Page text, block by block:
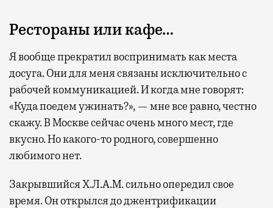
Рестораны или кафе…
Я вообще прекратил воспринимать как места
досуга. Они для меня связаны исключительно с
рабочей коммуникацией. И когда мне говорят:
«Куда поедем ужинать?», — мне все равно, честно
скажу. В Москве сейчас очень много мест, где
вкусно. Но какого-то родного, совершенно
любимого нет.
Закрывшийся Х.Л.А.М. сильно опередил свое
время. Он открылся до джентрификации